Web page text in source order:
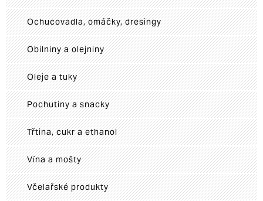
Ochucovadla, omáčky, dresingy
Obilniny a olejniny
Oleje a tuky
Pochutiny a snacky
Třtina, cukr a ethanol
Vína a mošty
Včelařské produkty